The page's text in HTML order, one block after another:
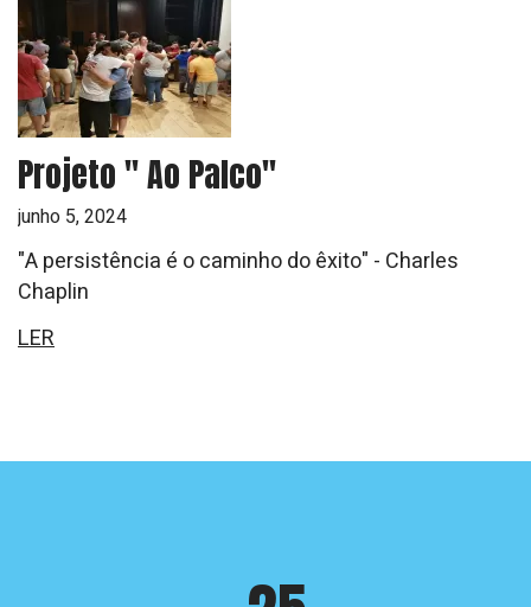
Projeto " Ao Palco"
junho 5, 2024
"A persistência é o caminho do êxito" - Charles
Chaplin
LER